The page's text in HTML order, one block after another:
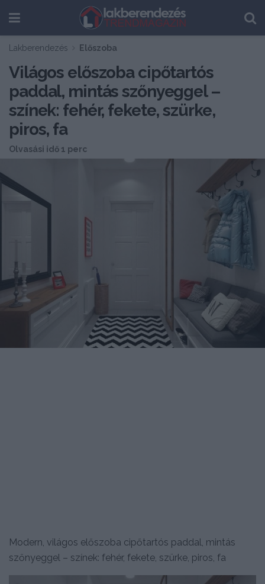
Lakberendezés Előszoba
Világos előszoba cipőtartós
paddal, mintás szőnyeggel –
színek: fehér, fekete, szürke,
piros, fa
Olvasási idő 1 perc
Modern, világos előszoba cipőtartós paddal, mintás
szőnyeggel – színek: fehér, fekete, szürke, piros, fa